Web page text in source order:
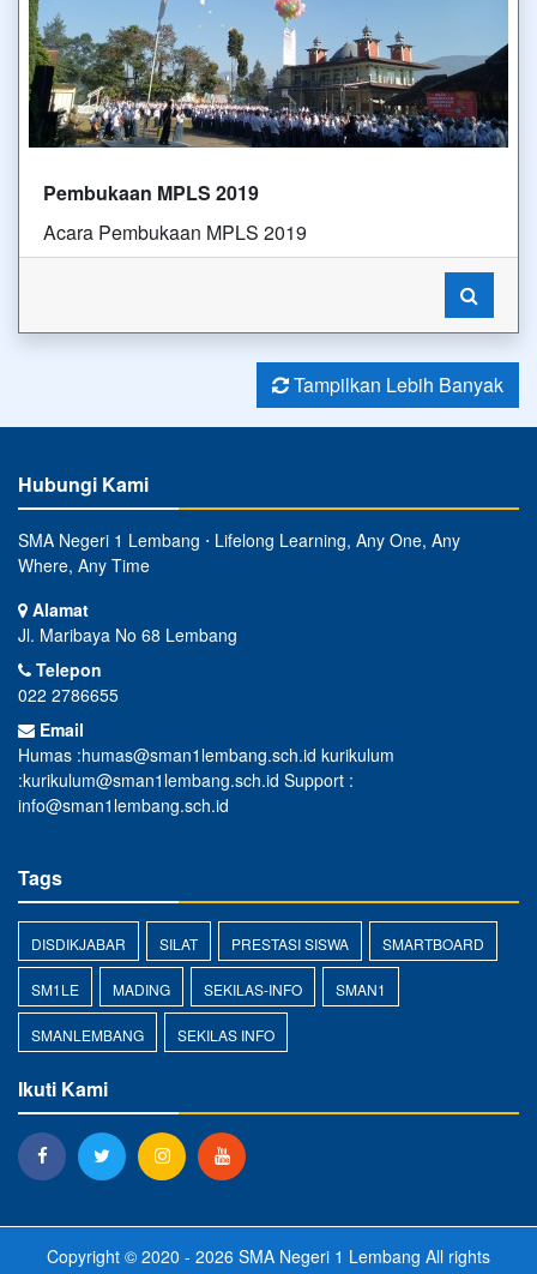
Pembukaan MPLS 2019
Acara Pembukaan MPLS 2019
Tampilkan Lebih Banyak
Hubungi Kami
SMA Negeri 1 Lembang ⋅ Lifelong Learning, Any One, Any
Where, Any Time
Alamat
Jl. Maribaya No 68 Lembang
Telepon
022 2786655
Email
Humas :humas@sman1lembang.sch.id kurikulum
:kurikulum@sman1lembang.sch.id Support :
info@sman1lembang.sch.id
Tags
DISDIKJABAR SILAT PRESTASI SISWA SMARTBOARD
SM1LE MADING SEKILAS-INFO SMAN1
SMANLEMBANG SEKILAS INFO
Ikuti Kami
Copyright © 2020 - 2026 SMA Negeri 1 Lembang All rights